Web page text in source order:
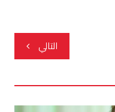
التالي